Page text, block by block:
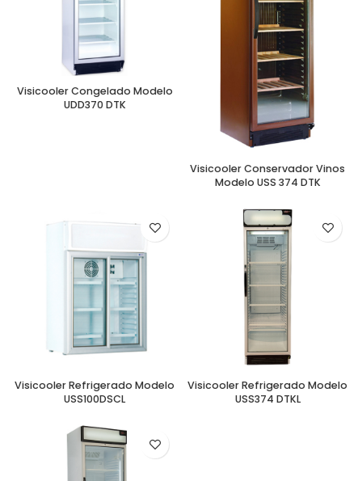
Visicooler Congelado Modelo
UDD370 DTK
Visicooler Conservador Vinos
Modelo USS 374 DTK
Visicooler Refrigerado Modelo
USS100DSCL
Visicooler Refrigerado Modelo
USS374 DTKL